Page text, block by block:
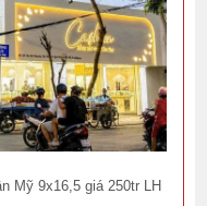
Mỹ 9x16,5 giá 250tr LH